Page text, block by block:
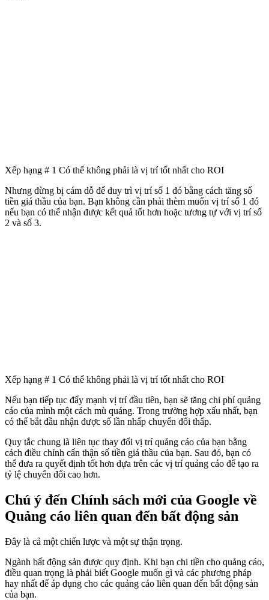
Xếp hạng # 1 Có thể không phải là vị trí tốt nhất cho ROI
Nhưng đừng bị cám dỗ để duy trì vị trí số 1 đó bằng cách tăng số
tiền giá thầu của bạn. Bạn không cần phải thèm muốn vị trí số 1 đó
nếu bạn có thể nhận được kết quả tốt hơn hoặc tương tự với vị trí số
2 và số 3.
Xếp hạng # 1 Có thể không phải là vị trí tốt nhất cho ROI
Nếu bạn tiếp tục đẩy mạnh vị trí đầu tiên, bạn sẽ tăng chi phí quảng
cáo của mình một cách mù quáng. Trong trường hợp xấu nhất, bạn
có thể bắt đầu nhận được số lần nhấp chuyển đổi thấp.
Quy tắc chung là liên tục thay đổi vị trí quảng cáo của bạn bằng
cách điều chỉnh cẩn thận số tiền giá thầu của bạn. Sau đó, bạn có
thể đưa ra quyết định tốt hơn dựa trên các vị trí quảng cáo để tạo ra
tỷ lệ chuyển đổi cao hơn.
Chú ý đến Chính sách mới của Google về
Quảng cáo liên quan đến bất động sản
Đây là cả một chiến lược và một sự thận trọng.
Ngành bất động sản được quy định. Khi bạn chi tiền cho quảng cáo,
điều quan trọng là phải biết Google muốn gì và các phương pháp
hay nhất để áp dụng cho các quảng cáo liên quan đến bất động sản
của bạn.